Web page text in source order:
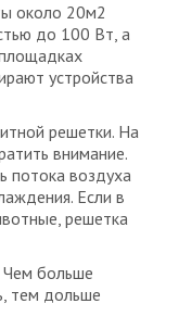
около 20м2
до 100 Вт, а
устройства
решетки. На
внимание.
потока воздуха
Если в
решетка
Чем больше
тем дольше